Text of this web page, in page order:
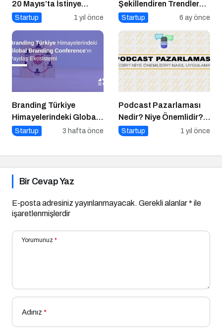
20 Mayıs’ta İstinye
Üniversitesi’nde!
Startup 1 yıl önce
Şekillendiren Trendler
Talk N Training “İlham
Serisinde!
Startup 6 ay önce
Branding Türkiye
Himayelerindeki Global
Branding Conference’ın
Startup 3 hafta önce
Podcast Pazarlaması
Nedir? Niye Önemlidir?
Podcast Pazarlaması
Startup 1 yıl önce
Bir Cevap Yaz
E-posta adresiniz yayınlanmayacak. Gerekli alanlar* ile
işaretlenmişlerdir
Yorumunuz *
Adınız *